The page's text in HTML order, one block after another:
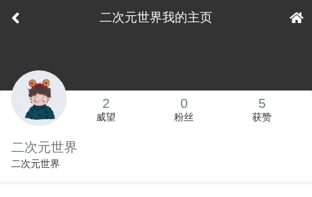
二次元世界我的主页
下拉刷新
2
威望
0
粉丝
5
获赞
二次元世界
二次元世界